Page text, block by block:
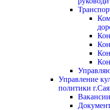
Управление
политики
Вакансии